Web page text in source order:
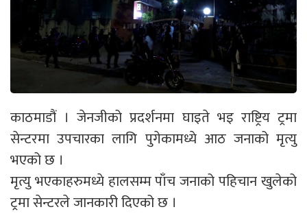
काठमाडौं । जेनजीको प्रदर्शनमा घाइते भइ राष्ट्रिय ट्रमा
सेन्टरमा उपचारका लागि पुगेकामध्ये आठ जनाको मृत्यु
भएको छ ।
मृत्यु भएकाहरुमध्ये हालसम्म पाँच जनाको पहिचान खुलेको
ट्रमा सेन्टरले जानकारी दिएको छ ।